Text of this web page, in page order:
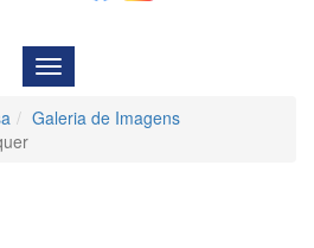
Menu
de
Navegação
Galeria de Imagens